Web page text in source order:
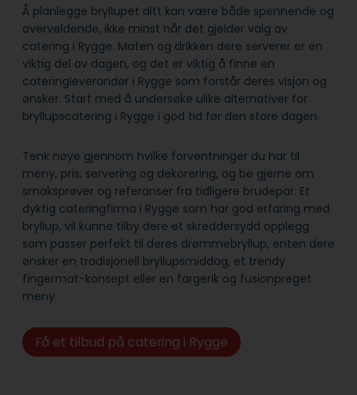
Å planlegge bryllupet ditt kan være både spennende og
overveldende, ikke minst når det gjelder valg av
catering i Rygge. Maten og drikken dere serverer er en
viktig del av dagen, og det er viktig å finne en
cateringleverandør i Rygge som forstår deres visjon og
ønsker. Start med å undersøke ulike alternativer for
bryllupscatering i Rygge i god tid før den store dagen.
Tenk nøye gjennom hvilke forventninger du har til
meny, pris, servering og dekorering, og be gjerne om
smaksprøver og referanser fra tidligere brudepar. Et
dyktig cateringfirma i Rygge som har god erfaring med
bryllup, vil kunne tilby dere et skreddersydd opplegg
som passer perfekt til deres drømmebryllup, enten dere
ønsker en tradisjonell bryllupsmiddag, et trendy
fingermat-konsept eller en fargerik og fusionpreget
meny.
Få et tilbud på catering i Rygge